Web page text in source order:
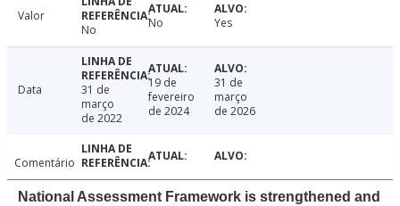
Valor
No
No Yes
Data
31 de
março
de 2022
19 de
fevereiro
de 2024
31 de
março
de 2026
Comentário
National Assessment Framework is strengthened and